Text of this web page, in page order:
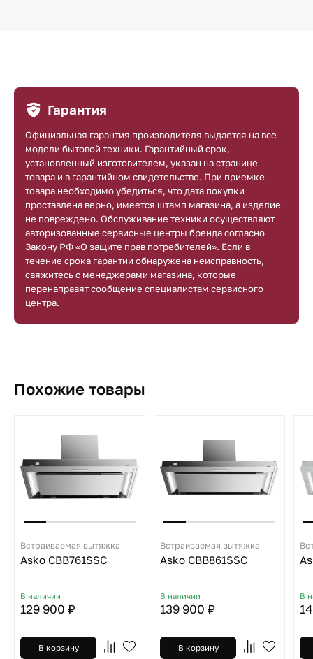
Гарантия
Официальная гарантия производителя выдается на все
модели бытовой техники. Гарантийный срок,
установленный изготовителем, указан на странице
товара и в гарантийном свидетельстве. При приемке
товара необходимо убедиться, что дата покупки
проставлена верно, имеется штамп магазина, а изделие
не повреждено. Обслуживание техники осуществляют
авторизованные сервисные центры бренда согласно
Закону РФ «О защите прав потребителей». Если в
течение срока гарантии обнаружена неисправность,
свяжитесь с менеджерами магазина, которые
перенаправят сообщение специалистам сервисного
центра.
Похожие товары
Встраиваемая вытяжка
Asko CBB761SSC
В наличии
129 900 ₽
В корзину
Встраиваемая вытяжка
Asko CBB861SSC
В наличии
139 900 ₽
В корзину
В